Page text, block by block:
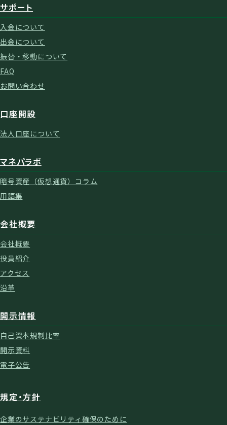
サポート
入金について
出金について
振替・移動について
FAQ
お問い合わせ
口座開設
法人口座について
マネパラボ
暗号資産（仮想通貨）コラム
用語集
会社概要
会社概要
役員紹介
アクセス
沿革
開示情報
自己資本規制比率
開示資料
電子公告
規定・方針
企業のサステナビリティ確保のために